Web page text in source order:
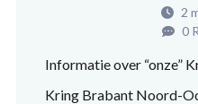
2
0
Informatie over “onze”
Kring Brabant Noord-